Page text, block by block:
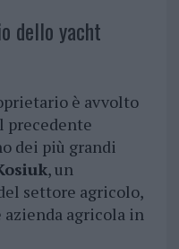
dello yacht
è avvolto
precedente
dei più grandi
, un
settore agricolo,
agricola in